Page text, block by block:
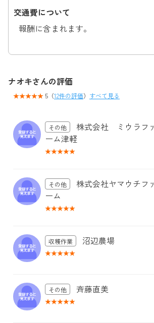
交通費について
報酬に含まれます。
ナオキさんの評価
5（12件の評価） すべて見る
その他
株式会社 ミウラフ
ーム津軽
その他
株式会社ヤマウチフ
ーム
収穫作業 沼辺農場
その他 斉藤直美